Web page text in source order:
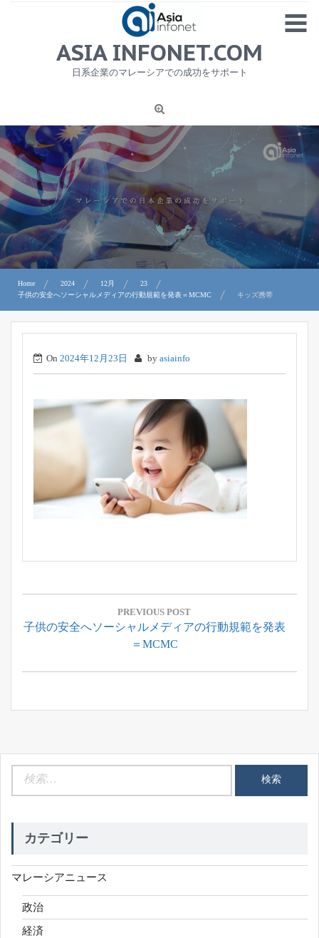
MENU
1
ニュース
労務サービス
プライバシーポリシー及び著作権について
お問合せ
ASIA INFONET.COM
日系企業のマレーシアでの成功をサポート
Home 2024 12月
23
子供の安全へソーシャルメディアの行動規範を発表＝MCMC
キッズ携帯
On 2024年12月23日 by asiainfo
投
ナ
ゲ
シ
ン
PREVIOUS POST
Previous
子供の安全へソーシャルメディアの行動規範を発表
＝MCMC
カテゴリー
マレーシアニュース
政治
経済